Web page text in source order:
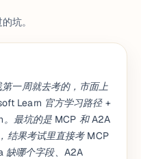
坑。
一周就去考的，市面上
Learn 官方学习路径 +
最坑的是 MCP 和 A2A
结果考试里直接考 MCP
缺哪个字段、A2A